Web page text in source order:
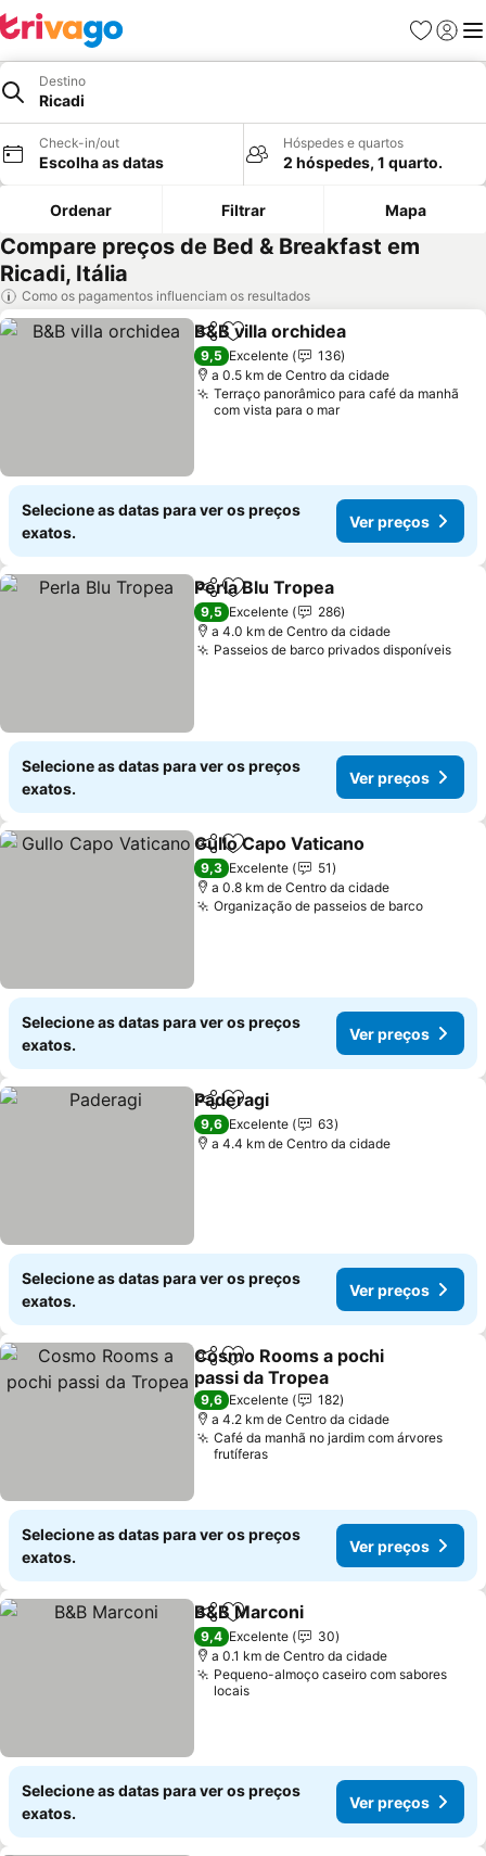
Favoritos
Iniciar
Destino
Ricadi
Check-in/out
Escolha as datas
Hóspedes e quartos
2 hóspedes, 1 quarto.
Ordenar Filtrar Mapa
Compare preços de Bed & Breakfast em
Ricadi, Itália
Como os pagamentos influenciam os resultados
PartilharAdicionar aos favoritos
B&B villa orchidea
9,5 Excelente
136
a 0.5 km de Centro da cidade
Terraço panorâmico para café da manhã
com vista para o mar
Selecione as datas para ver os preços
exatos.
Ver preços
PartilharAdicionar aos favoritos
Perla Blu Tropea
9,5 Excelente
286
a 4.0 km de Centro da cidade
Passeios de barco privados disponíveisVer
Selecione as datas para ver os preços
exatos.
Ver preços
PartilharAdicionar aos favoritos
Gullo Capo Vaticano
9,3 Excelente
51
a 0.8 km de Centro da cidade
Organização de passeios de barcoVer
Selecione as datas para ver os preços
exatos.
Ver preços
PartilharAdicionar aos favoritos
Paderagi
9,6 Excelente
63
a 4.4 km de Centro da cidade
Selecione as datas para ver os preços
exatos.
Ver preços
PartilharAdicionar aos favoritos
Cosmo Rooms a pochi
passi da Tropea
Ver preços
9,6 Excelente
182
a 4.2 km de Centro da cidade
Café da manhã no jardim com árvores
frutíferas
Selecione as datas para ver os preços
exatos.
Ver preços
PartilharAdicionar aos favoritos
B&B Marconi
9,4 Excelente
30
a 0.1 km de Centro da cidade
Pequeno-almoço caseiro com sabores
locais
Selecione as datas para ver os preços
exatos.
Ver preços